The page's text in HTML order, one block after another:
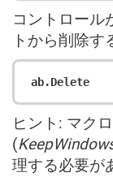
コントロール
トから削除す
ヒント: マク
(
理する必要が